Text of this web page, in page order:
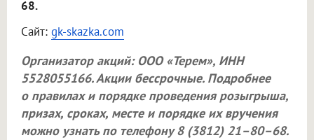
68.
Сайт: gk-skazka.com
Организатор акций: ООО «Терем», ИНН
5528055166. Акции бессрочные. Подробнее
о правилах и порядке проведения розыгрыша,
призах, сроках, месте и порядке их вручения
можно узнать по телефону 8 (3812) 21–80–68.